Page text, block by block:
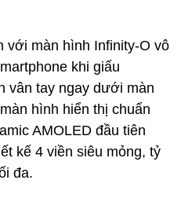
với màn hình Infinity-O vô
khi giấu
vân tay ngay dưới màn
hình hiển thị chuẩn
AMOLED đầu tiên
kế 4 viền siêu mỏng, tỷ
đa.